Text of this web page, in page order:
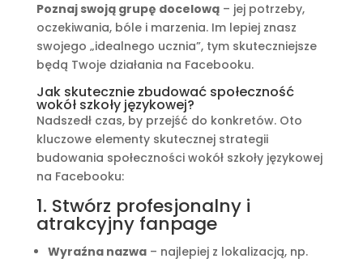
Poznaj swoją grupę docelową– jej potrzeby,
oczekiwania, bóle i marzenia. Im lepiej znasz
swojego „idealnego ucznia”, tym skuteczniejsze
będą Twoje działania na Facebooku.
Jak skutecznie zbudować społeczność
wokół szkoły językowej?
Nadszedł czas, by przejść do konkretów. Oto
kluczowe elementy skutecznej strategii
budowania społeczności wokół szkoły językowej
na Facebooku:
1. Stwórz profesjonalny i
atrakcyjny fanpage
Wyraźna nazwa– najlepiej z lokalizacją, np.